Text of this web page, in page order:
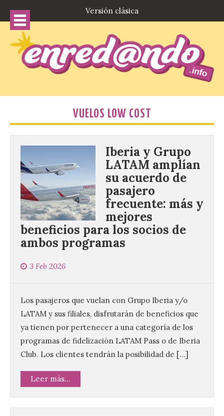
Versión clásica
VUELOS LOW COST
Iberia y Grupo
LATAM amplían
su acuerdo de
pasajero
frecuente: más y
mejores
beneficios para los socios de
ambos programas
3 Feb 2026
Los pasajeros que vuelan con Grupo Iberia y/o
LATAM y sus filiales, disfrutarán de beneficios que
ya tienen por pertenecer a una categoría de los
programas de fidelización LATAM Pass o de Iberia
Club. Los clientes tendrán la posibilidad de […]
Leer más...